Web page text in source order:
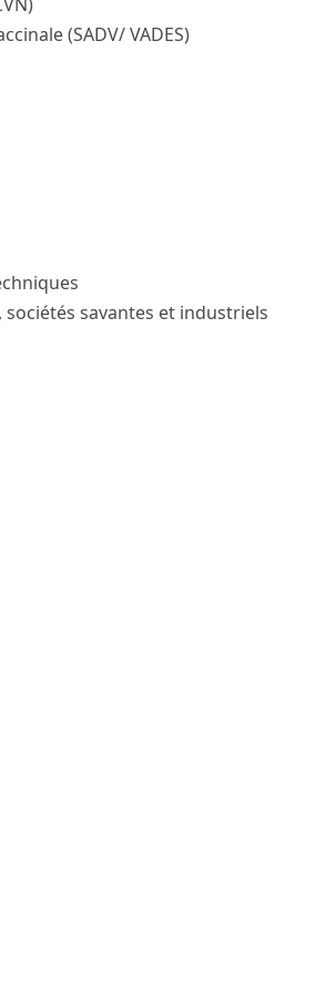
(SADV/ VADES)
savantes et industriels